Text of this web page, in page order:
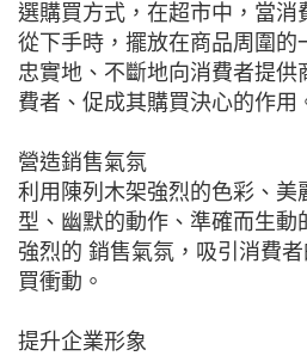
選購買方式，在超市中，當消
從下手時，擺放在商品周圍的
忠實地、不斷地向消費者提供
費者、促成其購買決心的作用
營造銷售氣氛
利用陳列木架強烈的色彩、美
型、幽默的動作、準確而生動
強烈的 銷售氣氛，吸引消費
買衝動。
提升企業形象